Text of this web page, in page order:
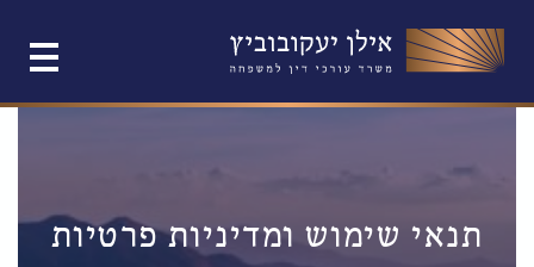
תנאי שימוש ומדיניות פרטיות